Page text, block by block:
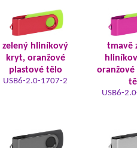
zelený hliníkový
kryt, oranžové
plastové tělo
USB6-2.0-1707-2
tmavě
oranžové
USB6-